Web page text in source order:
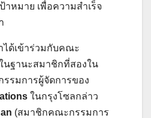
หมาย เพื่อความสำเร็จ
ได้เข้าร่วมกับคณะ
นฐานะสมาชิกที่สองใน
กรรมการผู้จัดการของ
ในกรุงโซลกล่าว
(สมาชิกคณะกรรมการ